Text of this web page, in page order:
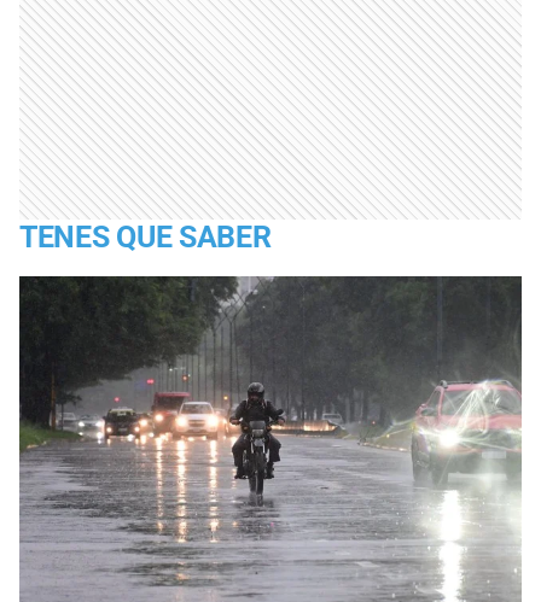
TENES QUE SABER